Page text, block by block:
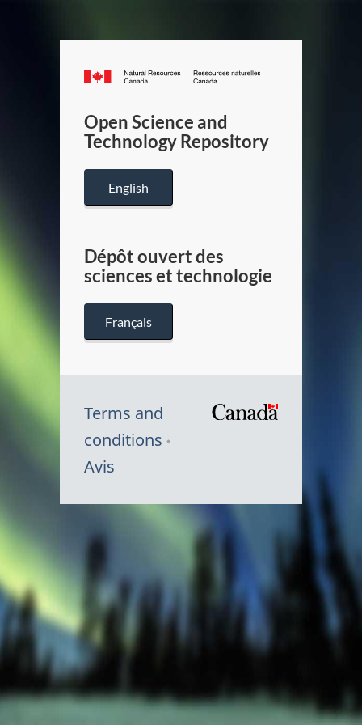
Canada.ca
/
Canada
Open Science and
Technology Repository
English
Dépôt ouvert des
sciences et technologie
Français
Terms and
conditions
Avis
Canada